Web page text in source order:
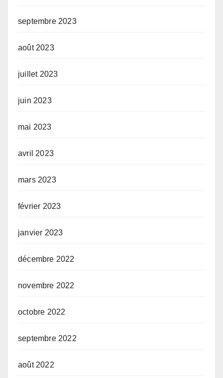
septembre 2023
août 2023
juillet 2023
juin 2023
mai 2023
avril 2023
mars 2023
février 2023
janvier 2023
décembre 2022
novembre 2022
octobre 2022
septembre 2022
août 2022